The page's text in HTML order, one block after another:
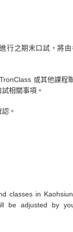
行之期末口試，將
或其他課程
相關事項。
。
classes in
be adjusted by